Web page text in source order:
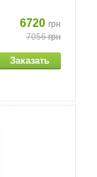
6720 грн
7056грн